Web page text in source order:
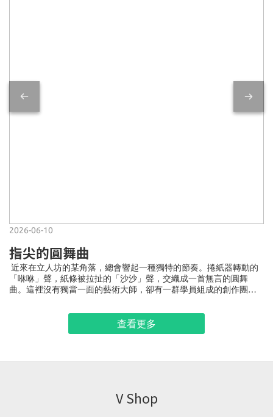
2026-06-10
指尖的圓舞曲
近來在立人坊的某角落，總會響起一種獨特的節奏。捲紙器轉動的
「咻咻」聲，紙條被拉扯的「沙沙」聲，交織成一首無言的圓舞
曲。這裡沒有獨當一面的藝術大師，卻有一群學員組成的創作團
都有著各自的天賦，有人對色彩敏銳，能精準地抽出一條條亮黃或
橙紅的紙帶，配搭出最溫暖的色調；有人展現無比的專注，可順著
同一方向微調、旋轉，一條扁平的紙帶就在他的指尖下，魔法般地
系列的「捲紙萬用卡」。 ✦ 新系列捲紙萬用卡 ✦「With Hope」水
查看更多
V Shop